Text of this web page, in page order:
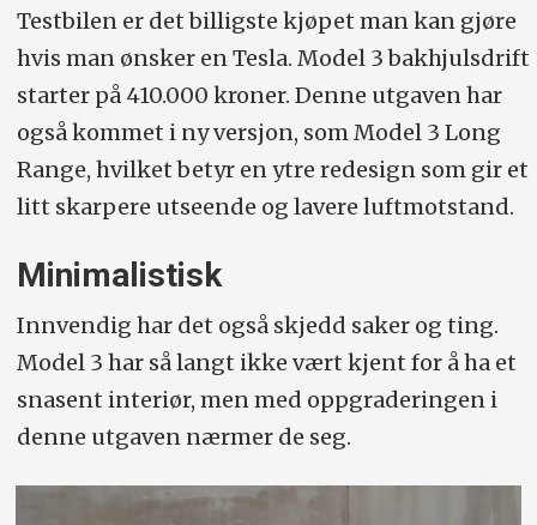
472/209/144/14
Bagasjevolum:450 liter. Vekt/nyttelast:
1773/301 kg. Hengervekt/taklast:
1000/68kg.
0–100/toppfart:6,1 sek/225 km/t.
Konkurrenter:
Testbilen er det billigste kjøpet man kan gjøre
hvis man ønsker en Tesla. Model 3 bakhjulsdrift
starter på 410.000 kroner. Denne utgaven har
også kommet i ny versjon, som Model 3 Long
Range, hvilket betyr en ytre redesign som gir et
litt skarpere utseende og lavere luftmotstand.
Minimalistisk
Innvendig har det også skjedd saker og ting.
Model 3 har så langt ikke vært kjent for å ha et
snasent interiør, men med oppgraderingen i
denne utgaven nærmer de seg.